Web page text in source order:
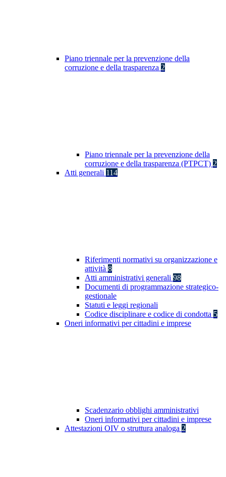
Piano triennale per la prevenzione della
corruzione e della trasparenza 2
Piano triennale per la prevenzione della
corruzione e della trasparenza (PTPCT) 2
Atti generali 114
Riferimenti normativi su organizzazione e
attività 8
Atti amministrativi generali 98
Documenti di programmazione strategico-
gestionale
Statuti e leggi regionali
Codice disciplinare e codice di condotta 5
Oneri informativi per cittadini e imprese
Scadenzario obblighi amministrativi
Oneri informativi per cittadini e imprese
Attestazioni OIV o struttura analoga 2